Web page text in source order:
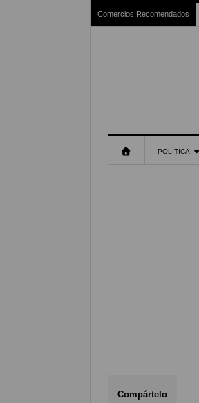
Comercios Recomendados
POLÍTICA
Compártelo